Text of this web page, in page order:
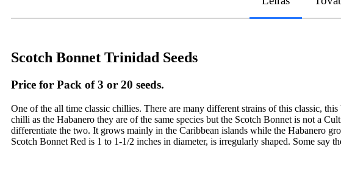
Scotch Bonnet Trinidad Seeds
Price for Pack of 3 or 20 seeds.
One of the all time classic chillies. There are many different strains of this classic,
chilli as the Habanero they are of the same species but the Scotch Bonnet is not a
differentiate the two. It grows mainly in the Caribbean islands while the Habanero
Scotch Bonnet Red is 1 to 1-1/2 inches in diameter, is irregularly shaped. Some say